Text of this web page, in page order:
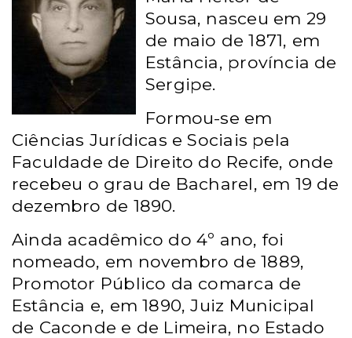
Sousa, nasceu em 29
de maio de 1871, em
Estância, província de
Sergipe.
Formou-se em
Ciências Jurídicas e Sociais pela
Faculdade de Direito do Recife, onde
recebeu o grau de Bacharel, em 19 de
dezembro de 1890.
Ainda acadêmico do 4º ano, foi
nomeado, em novembro de 1889,
Promotor Público da comarca de
Estância e, em 1890, Juiz Municipal
de Caconde e de Limeira, no Estado